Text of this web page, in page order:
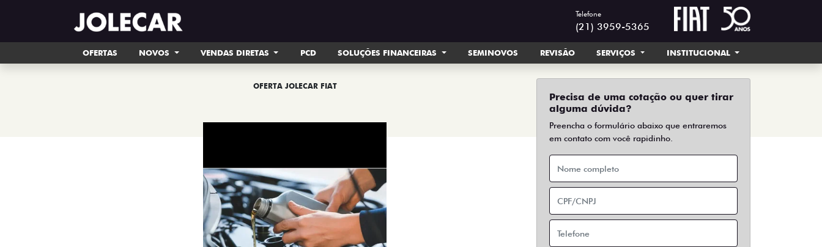
Telefone
(21) 3959-5365
OFERTAS NOVOS VENDAS DIRETAS PCD SOLUÇÕES FINANCEIRAS SEMINOVOS REVISÃO SERVIÇOS INSTITUCIONAL
OFERTA JOLECAR FIAT
Precisa de uma cotação ou quer tirar
alguma dúvida?
Preencha o formulário abaixo que entraremos
em contato com você rapidinho.